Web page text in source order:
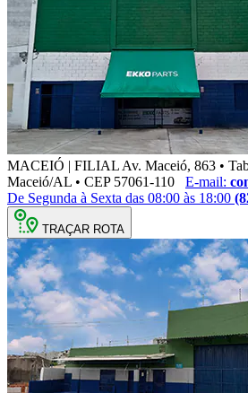
MACEIÓ | FILIAL Av. Maceió, 863 •
Maceió/AL • CEP 57061-110
E-mail:
De Segunda à Sexta das 08:00 às 18:00
TRAÇAR ROTA